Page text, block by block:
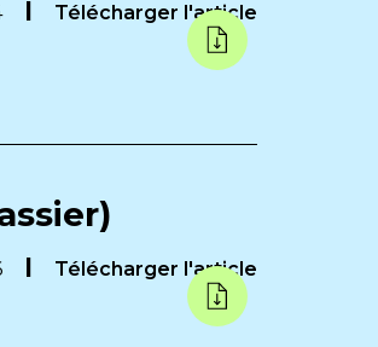
Télécharger l'article
Télécharger l'article